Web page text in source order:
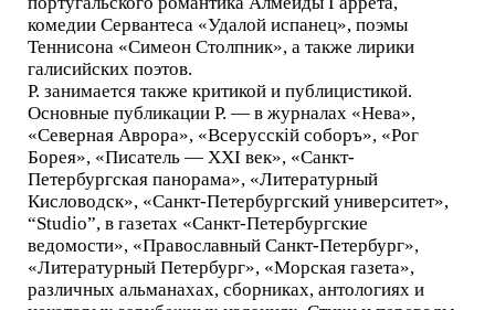
комедии Сервантеса «Удалой испанец», поэмы
Теннисона «Симеон Столпник», а также лирики
галисийских поэтов.
Р. занимается также критикой и публицистикой.
Основные публикации Р. — в журналах «Нева»,
«Северная Аврора», «Всерусскiй соборъ», «Рог
Борея», «Писатель — XXI век», «Санкт-
Петербургская панорама», «Литературный
Кисловодск», «Санкт-Петербургский университет»,
“Studio”, в газетах «Санкт-Петербургские
ведомости», «Православный Санкт-Петербург»,
«Литературный Петербург», «Морская газета»,
различных альманахах, сборниках, антологиях и